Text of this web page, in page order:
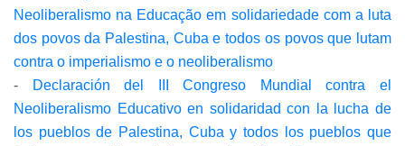
Neoliberalismo na Educação em solidariedade com a luta
dos povos da Palestina, Cuba e todos os povos que lutam
contra o imperialismo e o neoliberalismo
-
Declaración del III Congreso Mundial contra el
Neoliberalismo Educativo en solidaridad con la lucha de
los pueblos de Palestina, Cuba y todos los pueblos que